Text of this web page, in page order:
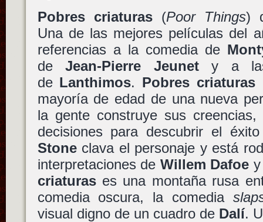
Pobres criaturas(Poor Things)
Una de las mejores películas del
referencias a la comedia de
deJean-Pierre Jeunety a las
de Lanthimos. Pobres criaturas
mayoría de edad de una nueva
la gente construye sus
decisiones para descubrir el
Stoneclava el personaje y está
interpretaciones de Willem Dafoe
criaturases una montaña rusa
comedia oscura, la comedia
visual digno de un cuadro de Dalí.